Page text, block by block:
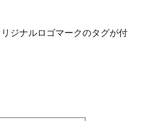
ジナルロゴマークのタグが付